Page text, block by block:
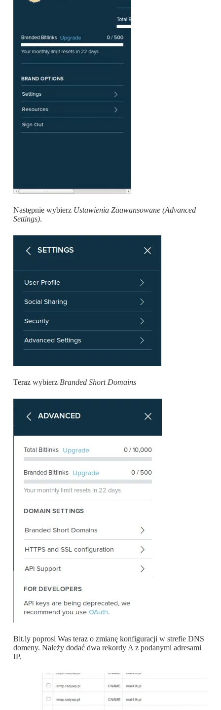
Następnie wybierz Ustawienia Zaawansowane (Advanced
Settings).
Teraz wybierz Branded Short Domains
Bit.ly poprosi Was teraz o zmianę konfiguracji w strefie DNS
domeny. Należy dodać dwa rekordy A z podanymi adresami
IP.